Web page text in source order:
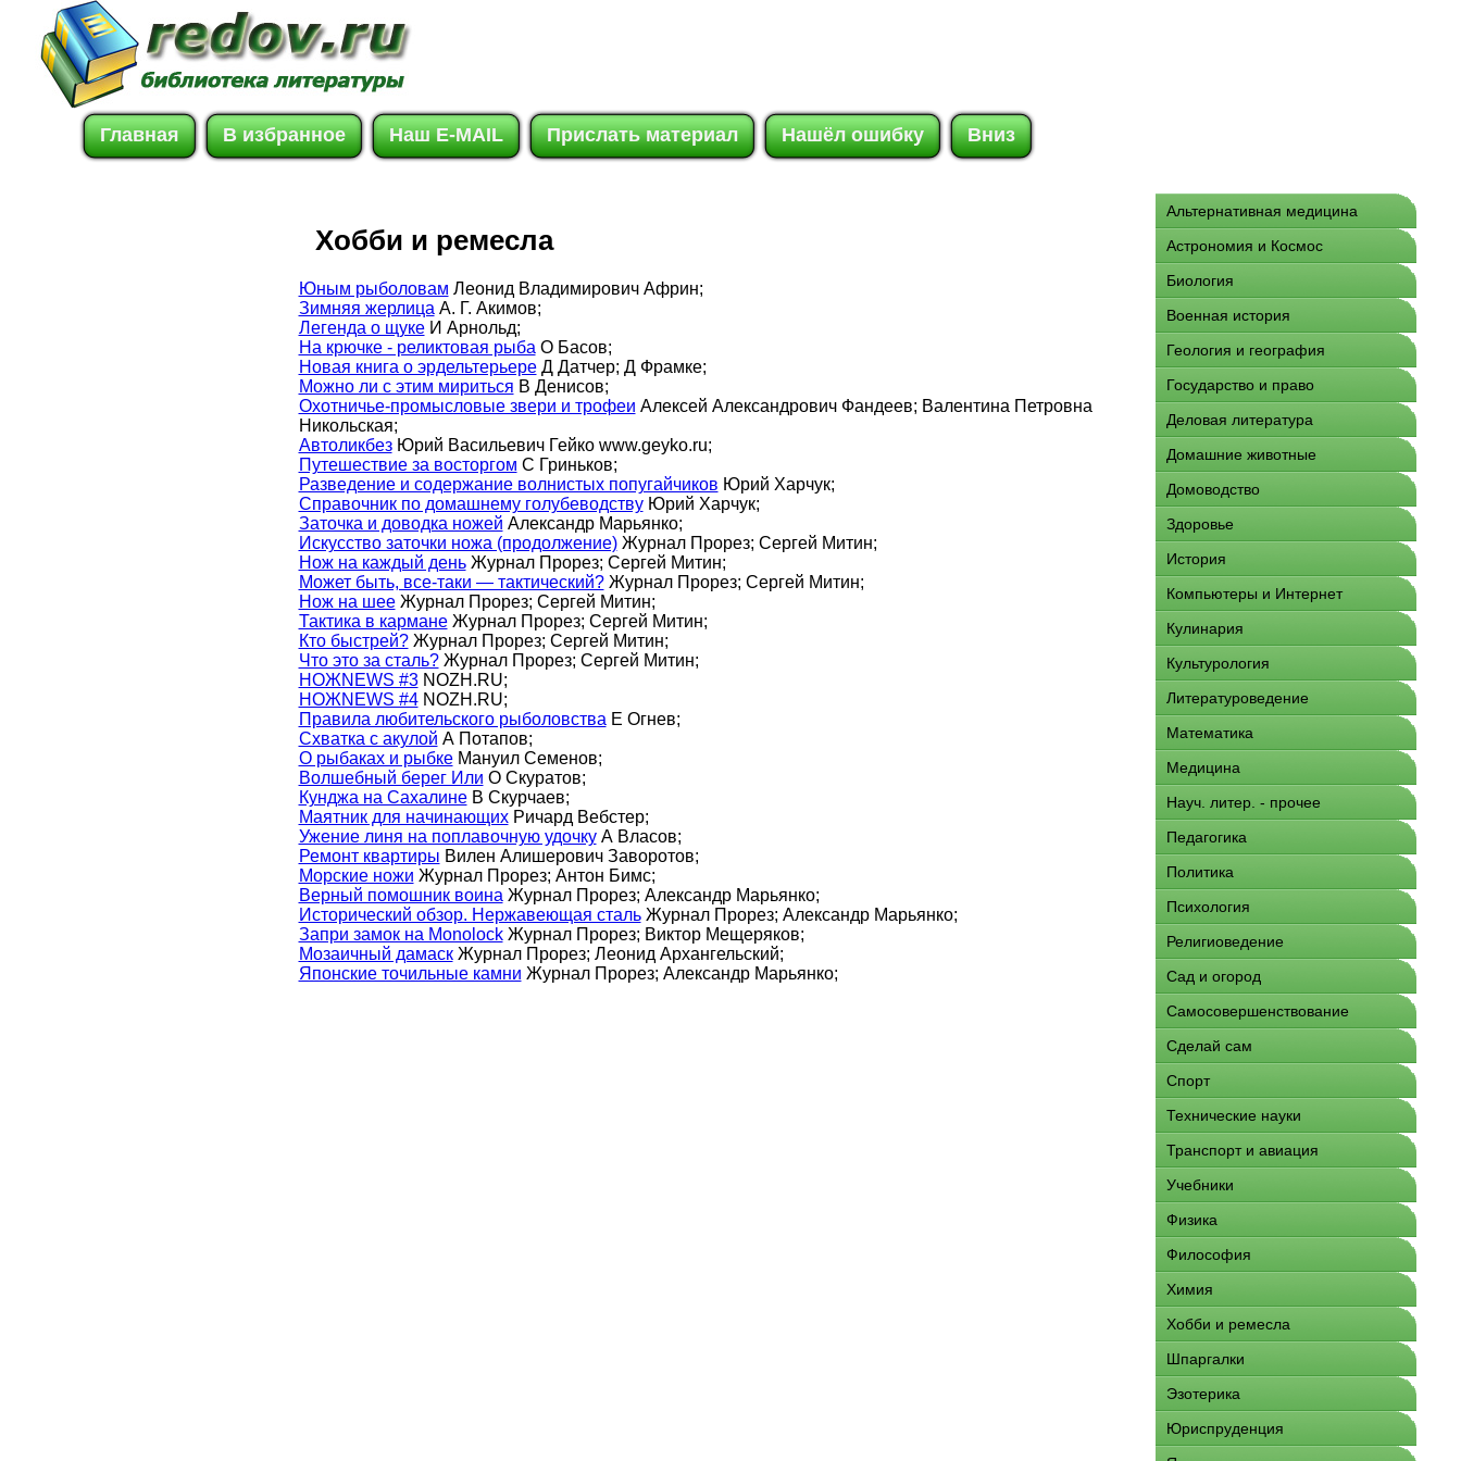
Главная В избранное Наш E-MAIL Прислать материал Нашёл ошибку Вниз
Хобби и ремесла
Юным рыболовам Леонид Владимирович Африн;
Зимняя жерлица А. Г. Акимов;
Легенда о щукеИ Арнольд;
На крючке - реликтовая рыба О Басов;
Новая книга о эрдельтерьереД Датчер; Д Фрамке;
Можно ли с этим мириться В Денисов;
Охотничье-промысловые звери и трофеи Алексей Александрович Фандеев; Валентина Петровна
Никольская;
АвтоликбезЮрий Васильевич Гейко www.geyko.ru;
Путешествие за восторгом С Гриньков;
Разведение и содержание волнистых попугайчиков Юрий Харчук;
Справочник по домашнему голубеводствуЮрий Харчук;
Заточка и доводка ножей Александр Марьянко;
Искусство заточки ножа (продолжение)Журнал Прорез; Сергей Митин;
Нож на каждый деньЖурнал Прорез; Сергей Митин;
Может быть, все-таки — тактический?Журнал Прорез; Сергей Митин;
Нож на шееЖурнал Прорез; Сергей Митин;
Тактика в карманеЖурнал Прорез; Сергей Митин;
Кто быстрей?Журнал Прорез; Сергей Митин;
Что это за сталь?Журнал Прорез; Сергей Митин;
НОЖNEWS #3NOZH.RU;
НОЖNEWS #4NOZH.RU;
Правила любительского рыболовства Е Огнев;
Схватка с акулой А Потапов;
О рыбаках и рыбкеМануил Семенов;
Волшебный берег Или О Скуратов;
Кунджа на СахалинеВ Скурчаев;
Маятник для начинающихРичард Вебстер;
Ужение линя на поплавочную удочкуА Власов;
Ремонт квартиры Вилен Алишерович Заворотов;
Морские ножи Журнал Прорез; Антон Бимс;
Верный помошник воина Журнал Прорез; Александр Марьянко;
Исторический обзор. Нержавеющая стальЖурнал Прорез; Александр Марьянко;
Запри замок на MonolockЖурнал Прорез; Виктор Мещеряков;
Мозаичный дамаскЖурнал Прорез; Леонид Архангельский;
Японские точильные камни Журнал Прорез; Александр Марьянко;
Альтернативная медицина
Астрономия и Космос
Биология
Военная история
Геология и география
Государство и право
Деловая литература
Домашние животные
Домоводство
Здоровье
История
Компьютеры и Интернет
Кулинария
Культурология
Литературоведение
Математика
Медицина
Науч. литер. - прочее
Педагогика
Политика
Психология
Религиоведение
Сад и огород
Самосовершенствование
Сделай сам
Спорт
Технические науки
Транспорт и авиация
Учебники
Физика
Философия
Химия
Хобби и ремесла
Шпаргалки
Эзотерика
Юриспруденция